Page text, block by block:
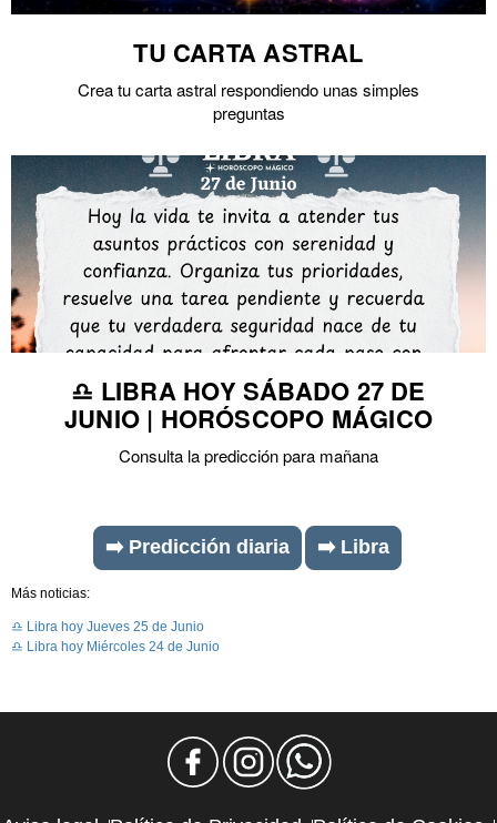
TU CARTA ASTRAL
Crea tu carta astral respondiendo unas simples
preguntas
♎ LIBRA HOY SÁBADO 27 DE
JUNIO | HORÓSCOPO MÁGICO
Consulta la predicción para mañana
➡️ Predicción diaria ➡️ Libra
Más noticias:
♎ Libra hoy Jueves 25 de Junio
♎ Libra hoy Miércoles 24 de Junio